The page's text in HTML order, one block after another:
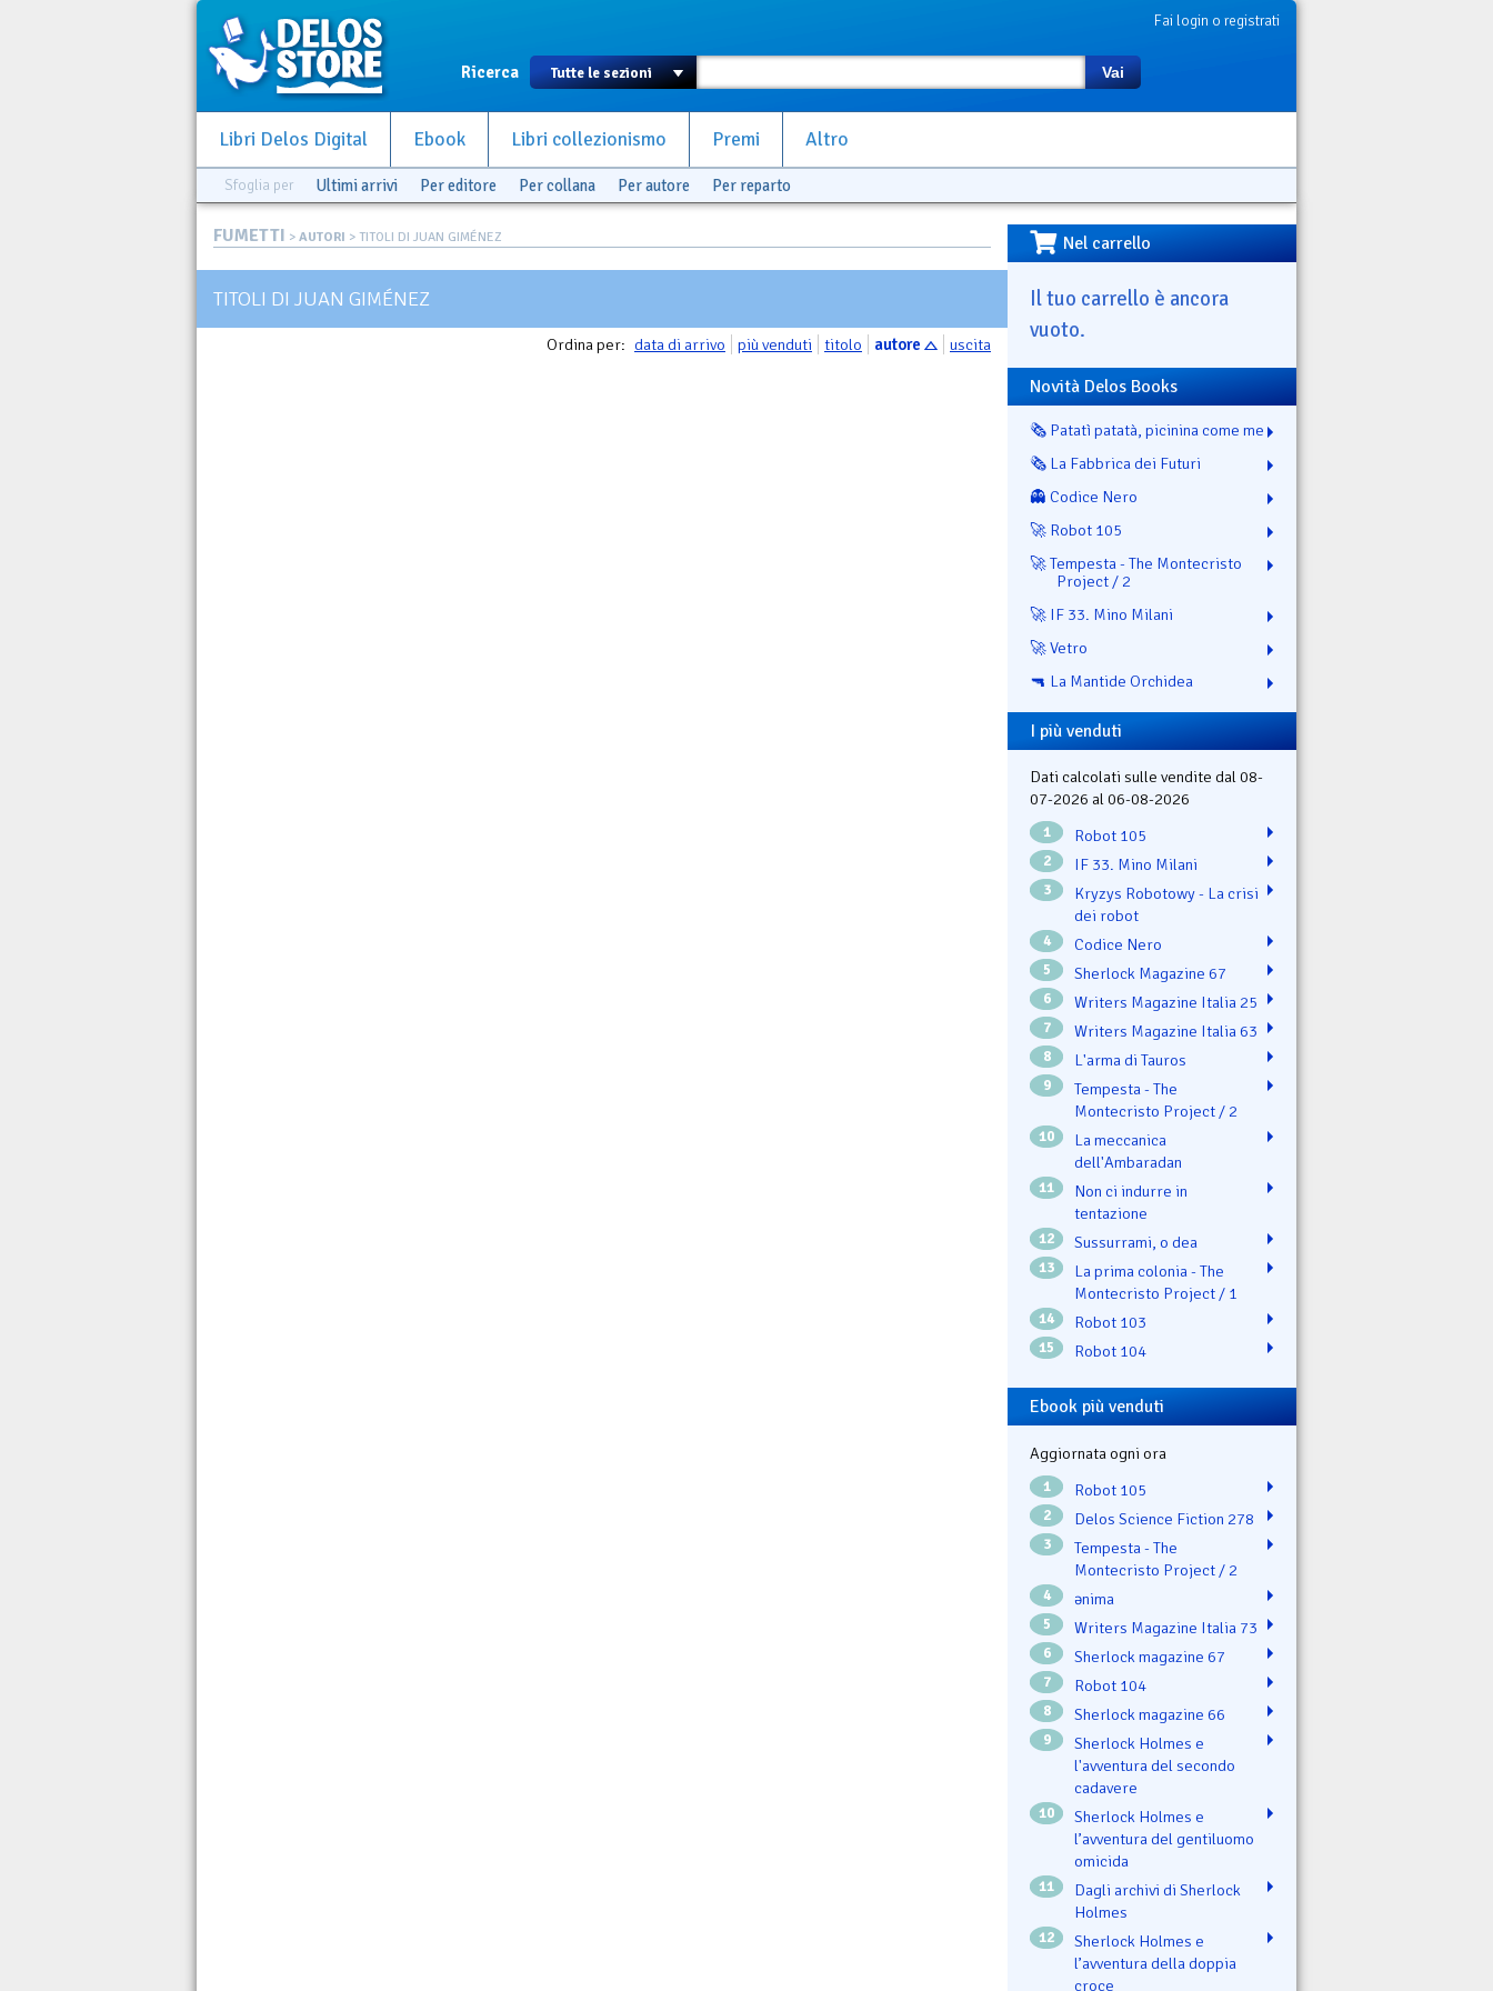
Fai login o registrati
Ricerca Vai
Libri Delos Digital Ebook Libri collezionismo Premi Altro
Sfoglia per Ultimi arrivi Per editore Per collana Per autore Per reparto
FUMETTI > AUTORI > TITOLI DI JUAN GIMÉNEZ
TITOLI DI JUAN GIMÉNEZ
Ordina per: data di arrivo più venduti titolo autore uscita
Nel carrello
Il tuo carrello è ancora
vuoto.
Novità Delos Books
🗞️ Patatì patatà, picinina come me
🗞️ La Fabbrica dei Futuri
👻 Codice Nero
🚀 Robot 105
🚀 Tempesta - The Montecristo
Project / 2
🚀 IF 33. Mino Milani
🚀 Vetro
🔫 La Mantide Orchidea
I più venduti
Dati calcolati sulle vendite dal 08-
07-2026 al 06-08-2026
1 Robot 105
2 IF 33. Mino Milani
3
Kryzys Robotowy - La crisi
dei robot
4 Codice Nero
5 Sherlock Magazine 67
6 Writers Magazine Italia 25
7 Writers Magazine Italia 63
8 L'arma di Tauros
9
Tempesta - The
Montecristo Project / 2
10
La meccanica
dell'Ambaradan
11
Non ci indurre in
tentazione
12 Sussurrami, o dea
13
La prima colonia - The
Montecristo Project / 1
14 Robot 103
15 Robot 104
Ebook più venduti
Aggiornata ogni ora
1 Robot 105
2 Delos Science Fiction 278
3
Tempesta - The
Montecristo Project / 2
4 ənima
5 Writers Magazine Italia 73
6 Sherlock magazine 67
7 Robot 104
8 Sherlock magazine 66
9
Sherlock Holmes e
l'avventura del secondo
cadavere
10
Sherlock Holmes e
l’avventura del gentiluomo
omicida
11
Dagli archivi di Sherlock
Holmes
12
Sherlock Holmes e
l’avventura della doppia
croce